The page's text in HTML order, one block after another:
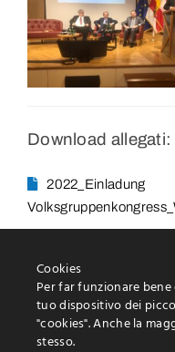
Download allegati:
2022_Einladung
Cookies
Per far funzionare
tuo dispositivo dei
"cookies". Anche la
stesso.